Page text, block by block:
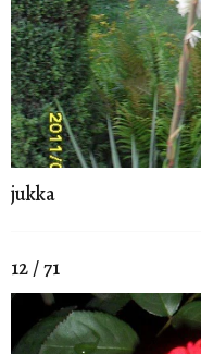
jukka
12 / 71